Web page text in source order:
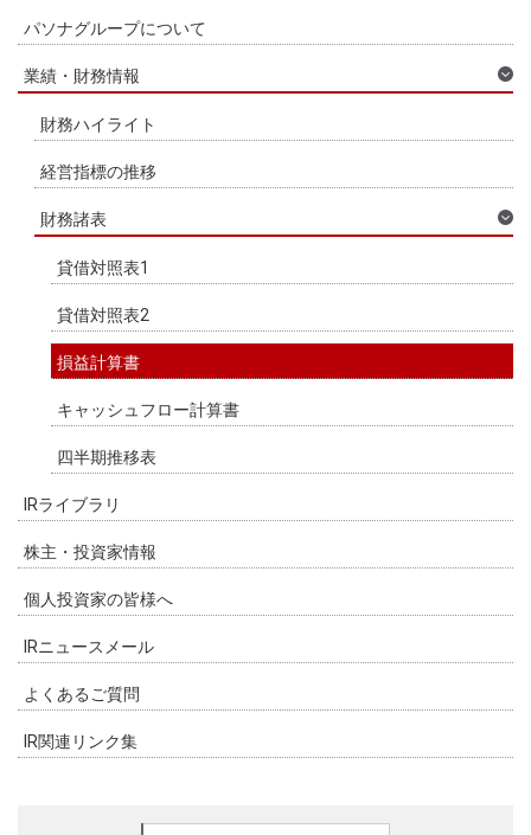
パソナグループについて
業績・財務情報
財務ハイライト
経営指標の推移
財務諸表
貸借対照表1
貸借対照表2
損益計算書
キャッシュフロー計算書
四半期推移表
IRライブラリ
株主・投資家情報
個人投資家の皆様へ
IRニュースメール
よくあるご質問
IR関連リンク集